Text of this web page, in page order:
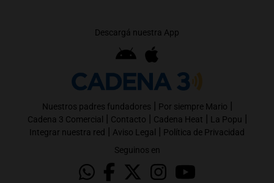
Descargá nuestra App
Nuestros padres fundadores | Por siempre Mario |
Cadena 3 Comercial | Contacto | Cadena Heat | La Popu |
Integrar nuestra red | Aviso Legal | Política de Privacidad
Seguinos en